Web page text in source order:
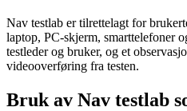
Nav testlab er tilrettelagt for
laptop, PC-skjerm, smarttelefoner
testleder og bruker, og et
videooverføring fra testen.
Bruk av Nav testlab